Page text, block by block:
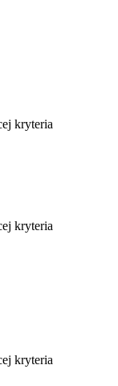
kryteria
kryteria
kryteria